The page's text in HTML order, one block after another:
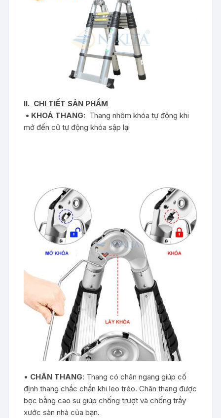
II. CHI TIẾT SẢN PHẨM
• KHOÁ THANG: Thang nhôm khóa tự động khi
mở đến cữ tự động khóa sập lại
• CHÂN THANG: Thang có chân ngang giúp cố
định thang chắc chắn khi leo trèo. Chân thang được
bọc bằng cao su giúp chống trượt và chống trầy
xước sàn nhà của bạn.